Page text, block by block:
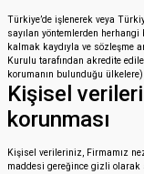
Türkiye’de işlenerek veya
sayılan yöntemlerden
kalmak kaydıyla ve sözleşme
Kurulu tarafından akredite
korumanın bulunduğu
Kişisel
korunması
Kişisel verileriniz, Firmamız
maddesi gereğince gizli